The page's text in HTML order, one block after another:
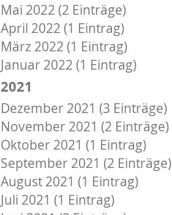
Mai 2022 (2 Einträge)
April 2022 (1 Eintrag)
März 2022 (1 Eintrag)
Januar 2022 (1 Eintrag)
2021
Dezember 2021 (3 Einträge)
November 2021 (2 Einträge)
Oktober 2021 (1 Eintrag)
September 2021 (2 Einträge)
August 2021 (1 Eintrag)
Juli 2021 (1 Eintrag)